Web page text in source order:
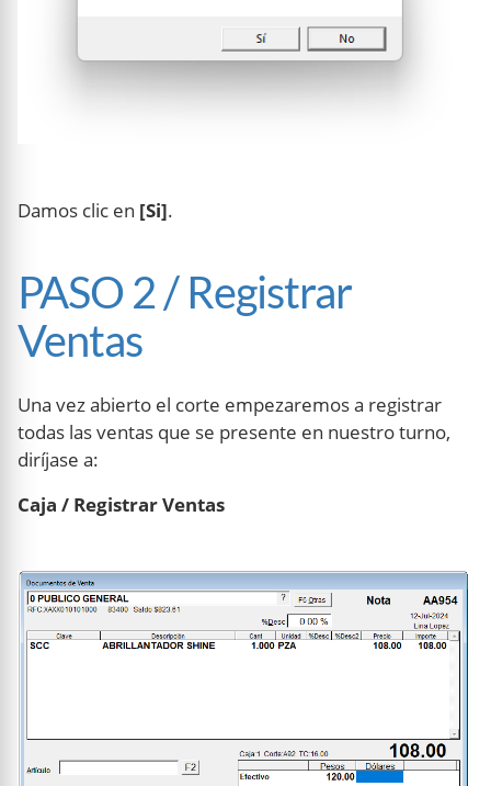
Damos clic en [Si].
PASO 2 / Registrar
Ventas
Una vez abierto el corte empezaremos a registrar
todas las ventas que se presente en nuestro turno,
diríjase a:
Caja / Registrar Ventas